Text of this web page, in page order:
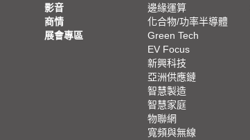
影音
商情
展會專區
邊緣運算
化合物/功率半導體
Green Tech
EV Focus
新興科技
亞洲供應鏈
智慧製造
智慧家庭
物聯網
寬頻與無線